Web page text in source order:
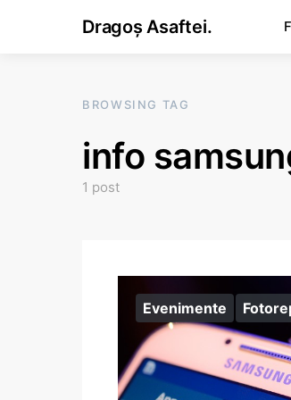
Dragoș Asaftei.
BROWSING TAG
info
1 post
Evenimente